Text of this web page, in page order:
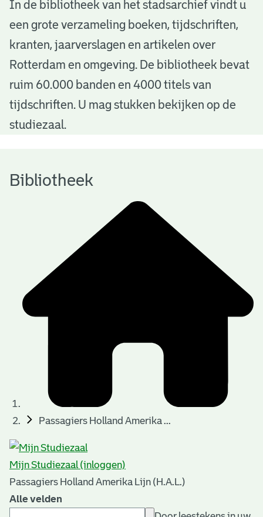
B
b
o
h
In de bibliotheek van het stadsarchief vindt u
een grote verzameling boeken, tijdschriften,
kranten, jaarverslagen en artikelen over
Rotterdam en omgeving. De bibliotheek bevat
ruim 60.000 banden en 4000 titels van
tijdschriften. U mag stukken bekijken op de
studiezaal.
Bibliotheek
Passagiers Holland Amerika ...
Mijn Studiezaal (inloggen)
Passagiers Holland Amerika Lijn (H.A.L.)
Alle velden